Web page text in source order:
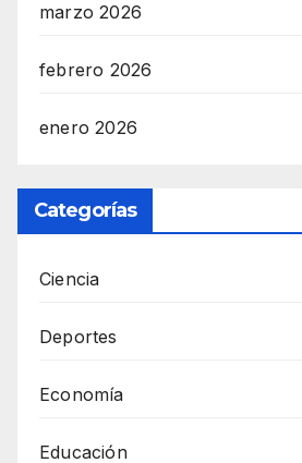
marzo 2026
febrero 2026
enero 2026
Categorías
Ciencia
Deportes
Economía
Educación